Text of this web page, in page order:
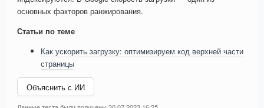
основных факторов ранжирования.
Статьи по теме
Как ускорить загрузку: оптимизируем код верхней части
страницы
Объяснить с ИИ